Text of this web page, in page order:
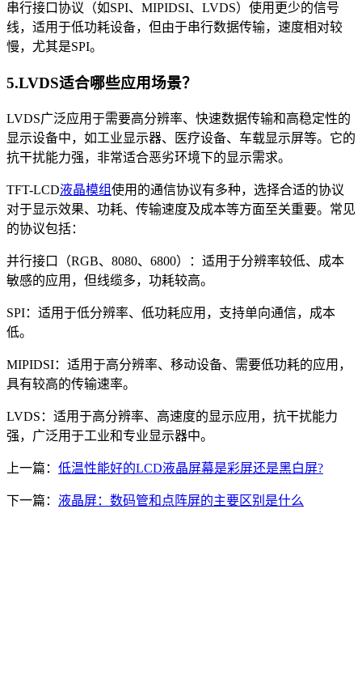
串行接口协议（如SPI、MIPIDSI、LVDS）使用更少的信号
线，适用于低功耗设备，但由于串行数据传输，速度相对较
慢，尤其是SPI。
5.LVDS适合哪些应用场景？
LVDS广泛应用于需要高分辨率、快速数据传输和高稳定性的
显示设备中，如工业显示器、医疗设备、车载显示屏等。它的
抗干扰能力强，非常适合恶劣环境下的显示需求。
TFT-LCD液晶模组使用的通信协议有多种，选择合适的协议
对于显示效果、功耗、传输速度及成本等方面至关重要。常见
的协议包括：
并行接口（RGB、8080、6800）：适用于分辨率较低、成本
敏感的应用，但线缆多，功耗较高。
SPI：适用于低分辨率、低功耗应用，支持单向通信，成本
低。
MIPIDSI：适用于高分辨率、移动设备、需要低功耗的应用，
具有较高的传输速率。
LVDS：适用于高分辨率、高速度的显示应用，抗干扰能力
强，广泛用于工业和专业显示器中。
上一篇： 低温性能好的LCD液晶屏幕是彩屏还是黑白屏?
下一篇： 液晶屏：数码管和点阵屏的主要区别是什么